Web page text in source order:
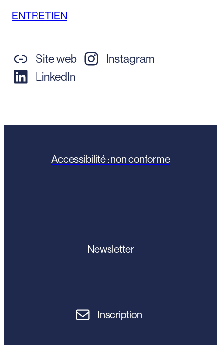
ENTRETIEN
Site web
Instagram
LinkedIn
Accessibilité : non conforme
Newsletter
Inscription